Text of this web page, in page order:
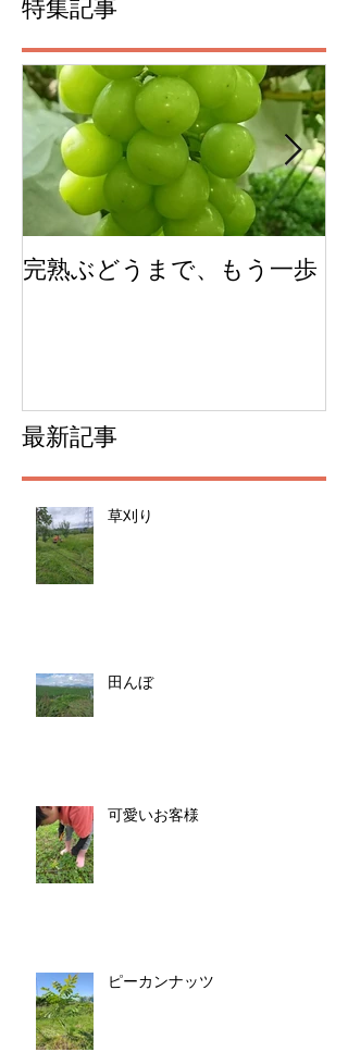
特集記事
完熟ぶどうまで、もう一歩
最新記事
草刈り
田んぼ
可愛いお客様
ピーカンナッツ